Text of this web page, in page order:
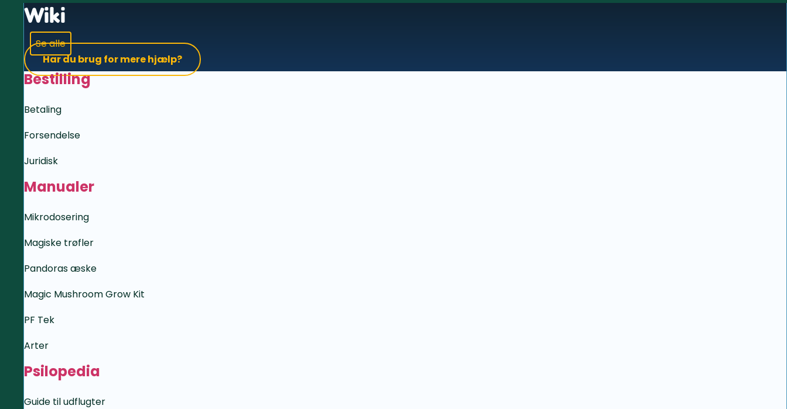
Wiki
Se alle
Har du brug for mere hjælp?
Bestilling
Betaling
Forsendelse
Juridisk
Manualer
Mikrodosering
Magiske trøfler
Pandoras æske
Magic Mushroom Grow Kit
PF Tek
Arter
Psilopedia
Guide til udflugter